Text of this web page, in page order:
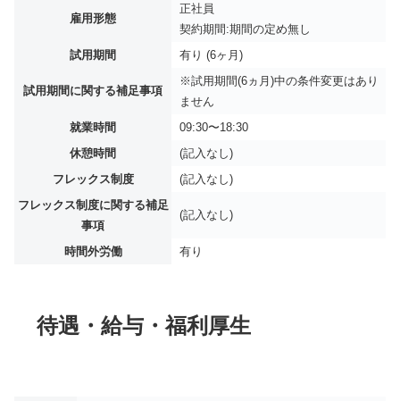
雇用形態
正社員
契約期間:期間の定め無し
試用期間
有り (6ヶ月)
試用期間に関する補足事項
※試用期間(6ヵ月)中の条件変更はあり
ません
就業時間
09:30〜18:30
休憩時間
(記入なし)
フレックス制度
(記入なし)
フレックス制度に関する補足
事項
(記入なし)
時間外労働 有り
待遇・給与・福利厚生